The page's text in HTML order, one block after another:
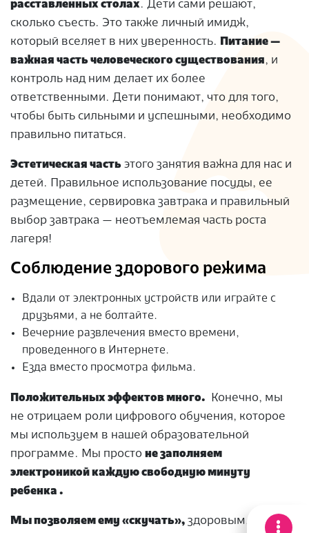
расставленных столах. Дети сами решают,
сколько съесть. Это также личный имидж,
который вселяет в них уверенность. Питание —
важная часть человеческого существования, и
контроль над ним делает их более
ответственными. Дети понимают, что для того,
чтобы быть сильными и успешными, необходимо
правильно питаться.
Эстетическая часть этого занятия важна для нас и
детей. Правильное использование посуды, ее
размещение, сервировка завтрака и правильный
выбор завтрака — неотъемлемая часть роста
лагеря!
Соблюдение здорового режима
Вдали от электронных устройств или играйте с
друзьями, а не болтайте.
Вечерние развлечения вместо времени,
проведенного в Интернете.
Езда вместо просмотра фильма.
Положительных эффектов много. Конечно, мы
не отрицаем роли цифрового обучения, которое
мы используем в нашей образовательной
программе. Мы просто не заполняем
электроникой каждую свободную минуту
ребенка .
Мы позволяем ему «скучать», здоровым, когда